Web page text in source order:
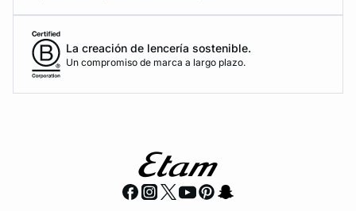
La creación de lencería sostenible.
Un compromiso de marca a largo plazo.